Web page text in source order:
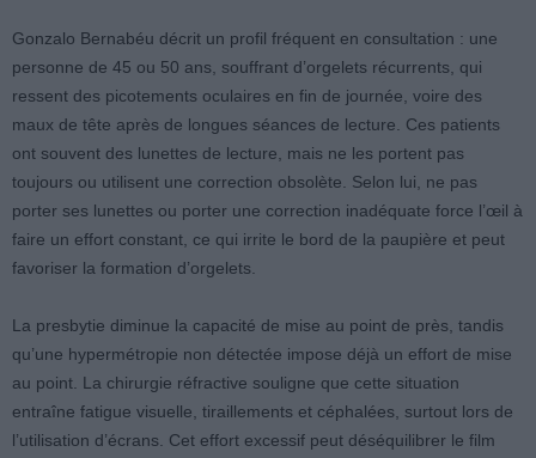
Gonzalo Bernabéu décrit un profil fréquent en consultation : une
personne de 45 ou 50 ans, souffrant d’orgelets récurrents, qui
ressent des picotements oculaires en fin de journée, voire des
maux de tête après de longues séances de lecture. Ces patients
ont souvent des lunettes de lecture, mais ne les portent pas
toujours ou utilisent une correction obsolète. Selon lui, ne pas
porter ses lunettes ou porter une correction inadéquate force l’œil à
faire un effort constant, ce qui irrite le bord de la paupière et peut
favoriser la formation d’orgelets.
La presbytie diminue la capacité de mise au point de près, tandis
qu’une hypermétropie non détectée impose déjà un effort de mise
au point. La chirurgie réfractive souligne que cette situation
entraîne fatigue visuelle, tiraillements et céphalées, surtout lors de
l’utilisation d’écrans. Cet effort excessif peut déséquilibrer le film